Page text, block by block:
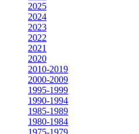
2025
2024
2023
2022
2021
2020
2010-2019
2000-2009
1995-1999
1990-1994
1985-1989
1980-1984
1975-1979